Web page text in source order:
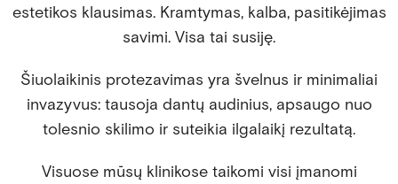
estetikos klausimas. Kramtymas, kalba, pasitikėjimas
savimi. Visa tai susiję.
Šiuolaikinis protezavimas yra švelnus ir minimaliai
invazyvus: tausoja dantų audinius, apsaugo nuo
tolesnio skilimo ir suteikia ilgalaikį rezultatą.
Visuose mūsų klinikose taikomi visi įmanomi